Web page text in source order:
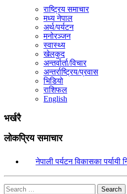
राष्ट्रिय समाचार
मध्य नेपाल
अर्थ/पर्यटन
मनोरञ्जन
स्वास्थ्य
खेलकुद
अन्तर्वार्ता/विचार
अन्तर्राष्ट्रिय/प्रवास
भिडियो
राशिफल
English
भर्खरै
लोकप्रिय समाचार
नेपाली पर्यटन विकासका पर्यायी
Search